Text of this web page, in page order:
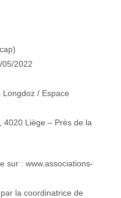
05/2022
Longdoz / Espace
4020 Liège – Près de la
sur : www.associations-
la coordinatrice de